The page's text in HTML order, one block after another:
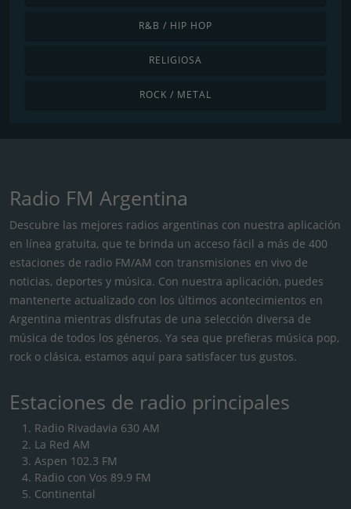
R&B / HIP HOP
RELIGIOSA
ROCK / METAL
Radio FM Argentina
Descubre las mejores radios argentinas con nuestra aplicación
en línea gratuita, que te brinda un acceso fácil a más de 400
estaciones de radio FM/AM con transmisiones en vivo de
noticias, deportes y música. Con nuestra aplicación, puedes
mantenerte actualizado con los últimos acontecimientos en
Argentina mientras disfrutas de una selección diversa de
música de todos los géneros. Ya sea que prefieras música pop,
rock o clásica, estamos aquí para satisfacer tus gustos.
Estaciones de radio principales
Radio Rivadavia 630 AM
La Red AM
Aspen 102.3 FM
Radio con Vos 89.9 FM
Continental